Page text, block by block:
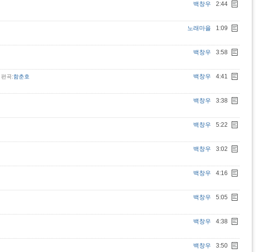
백창우 2:44
노래마을 1:09
백창우 3:58
편곡:함춘호 백창우 4:41
백창우 3:38
백창우 5:22
백창우 3:02
백창우 4:16
백창우 5:05
백창우 4:38
백창우 3:50